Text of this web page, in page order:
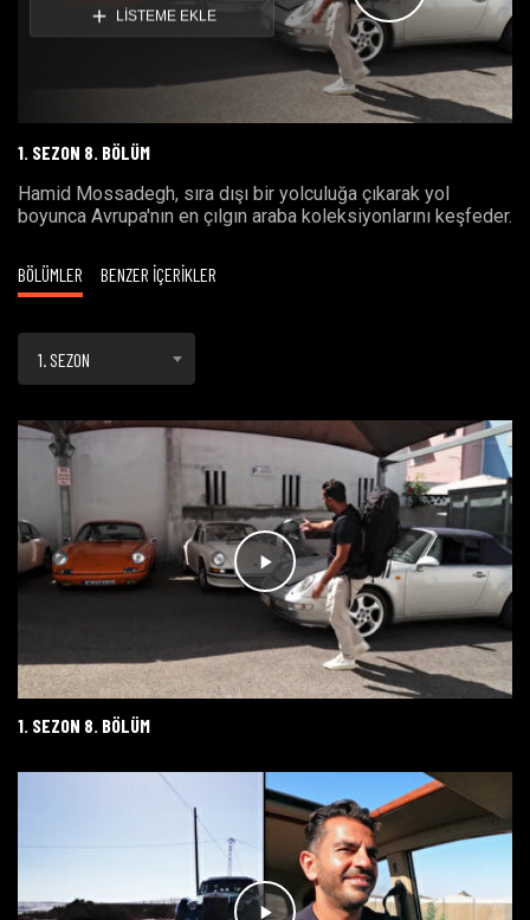
Videoyu
Oynat
LİSTEME EKLE
1. SEZON 8. BÖLÜM
Hamid Mossadegh, sıra dışı bir yolculuğa çıkarak yol
boyunca Avrupa'nın en çılgın araba koleksiyonlarını keşfeder.
BÖLÜMLER BENZER İÇERİKLER
1. SEZON
1. SEZON 8. BÖLÜM